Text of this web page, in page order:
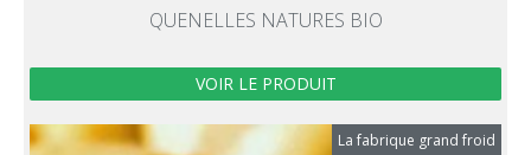
QUENELLES NATURES BIO
VOIR LE PRODUIT
La fabrique grand froid